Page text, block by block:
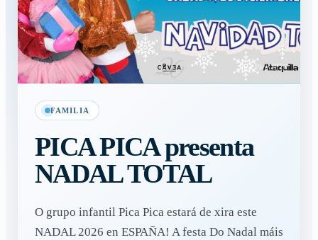
FAMILIA
PICA PICA presenta
NADAL TOTAL
O grupo infantil Pica Pica estará de xira este
NADAL 2026 en ESPAÑA! A festa Do Nadal máis
Pica Pica 2026